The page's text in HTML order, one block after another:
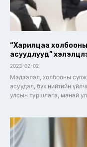
“Харилцаа холбооны
асуудлууд”
2023-02-02
Мэдээлэл, холбооны
асуудал, бүх нийтийн
улсын туршлага, манай